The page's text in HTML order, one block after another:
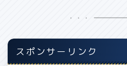
スポンサーリンク